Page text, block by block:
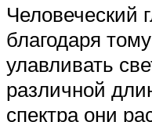
Человеческий
благодаря
улавливать
различной
спектра они